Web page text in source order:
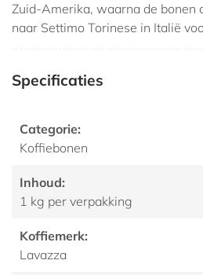
Zuid-Amerika, waarna de bonen
naar Settimo Torinese in Italië
Specificaties
Categorie:
Koffiebonen
Inhoud:
1 kg per verpakking
Koffiemerk:
Lavazza